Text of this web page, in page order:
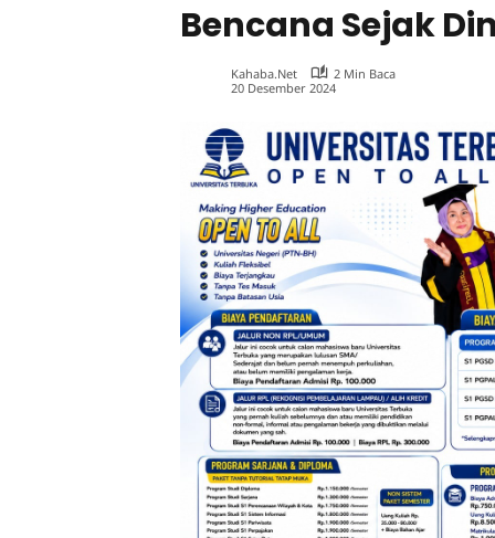
Bencana Sejak
Kahaba.net
2 Min Baca
20 Desember 2024